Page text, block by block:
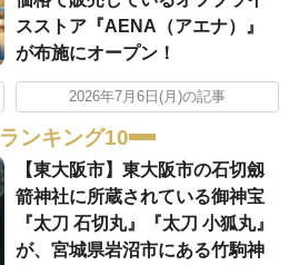
スストア『AENA（アエナ）』
が布施にオープン！
2026年7月6日(月)の記事
ランキング10
【東大阪市】東大阪市の石切劔
箭神社に所蔵されている御神宝
『太刀 石切丸』『太刀 小狐丸』
が、宮城県岩沼市にある竹駒神